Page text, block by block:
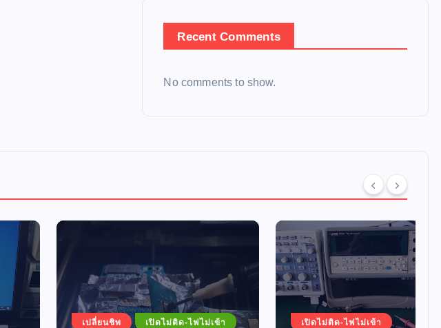
Recent Comments
No comments to show.
เปิดไม่ติด-ไฟไม่เข้า เปิดไม่ติด-ไฟไม่เข้า